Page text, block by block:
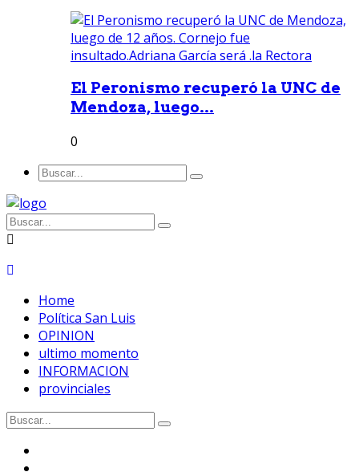
El Peronismo recuperó la UNC de
Mendoza, luego...
0
Home
Política San Luis
OPINION
ultimo momento
INFORMACION
provinciales